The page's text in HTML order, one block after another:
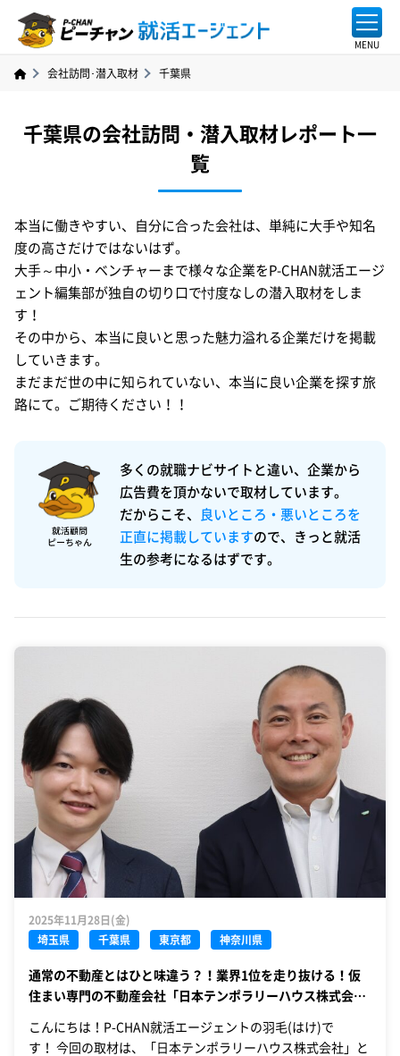
会社訪問･潜入取材 千葉県
千葉県の会社訪問・潜入取材レポート一
覧
本当に働きやすい、自分に合った会社は、単純に大手や知名
度の高さだけではないはず。
大手～中小・ベンチャーまで様々な企業をP-CHAN就活エージ
ェント編集部が独自の切り口で忖度なしの潜入取材をしま
す！
その中から、本当に良いと思った魅力溢れる企業だけを掲載
していきます。
まだまだ世の中に知られていない、本当に良い企業を探す旅
路にて。ご期待ください！！
多くの就職ナビサイトと違い、企業から
広告費を頂かないで取材しています。
だからこそ、
良いところ・悪いところを
正直に掲載していますので、きっと就活
生の参考になるはずです。
2025年11月28日(金)
埼玉県
千葉県 東京都 神奈川県
通常の不動産とはひと味違う？！業界1位を走り抜ける！仮
住まい専門の不動産会社「日本テンポラリーハウス株式会
こんにちは！P-CHAN就活エージェントの羽毛(はけ)で
す！ 今回の取材は、「日本テンポラリーハウス株式会社」と